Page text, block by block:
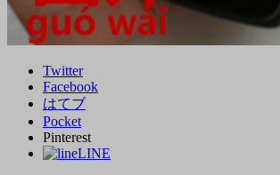
Twitter
Facebook
はてブ
Pocket
Pinterest
LINE